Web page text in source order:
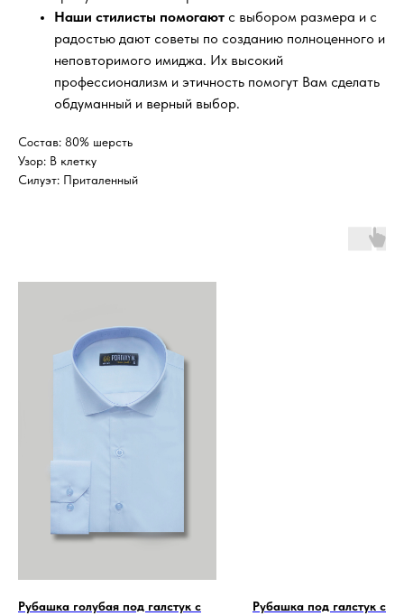
Наши стилисты помогают с выбором размера и с
радостью дают советы по созданию полноценного и
неповторимого имиджа. Их высокий
профессионализм и этичность помогут Вам сделать
обдуманный и верный выбор.
Состав: 80% шерсть
Узор: В клетку
Силуэт: Приталенный
Рубашка голубая под галстук с
Рубашка под галстук с